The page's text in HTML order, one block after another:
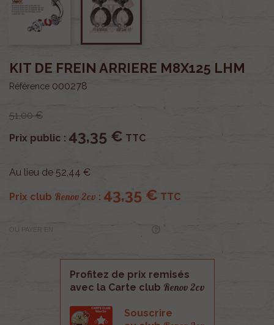
KIT DE FREIN ARRIERE M8X125 LHM
Référence 000278
51,00 €
Prix public : 43,35 € TTC
Au lieu de 52,44 €
Prix club Renov 2cv : 43,35 € TTC
Profitez de prix remisés
avec la Carte club Renov 2cv
Souscrire